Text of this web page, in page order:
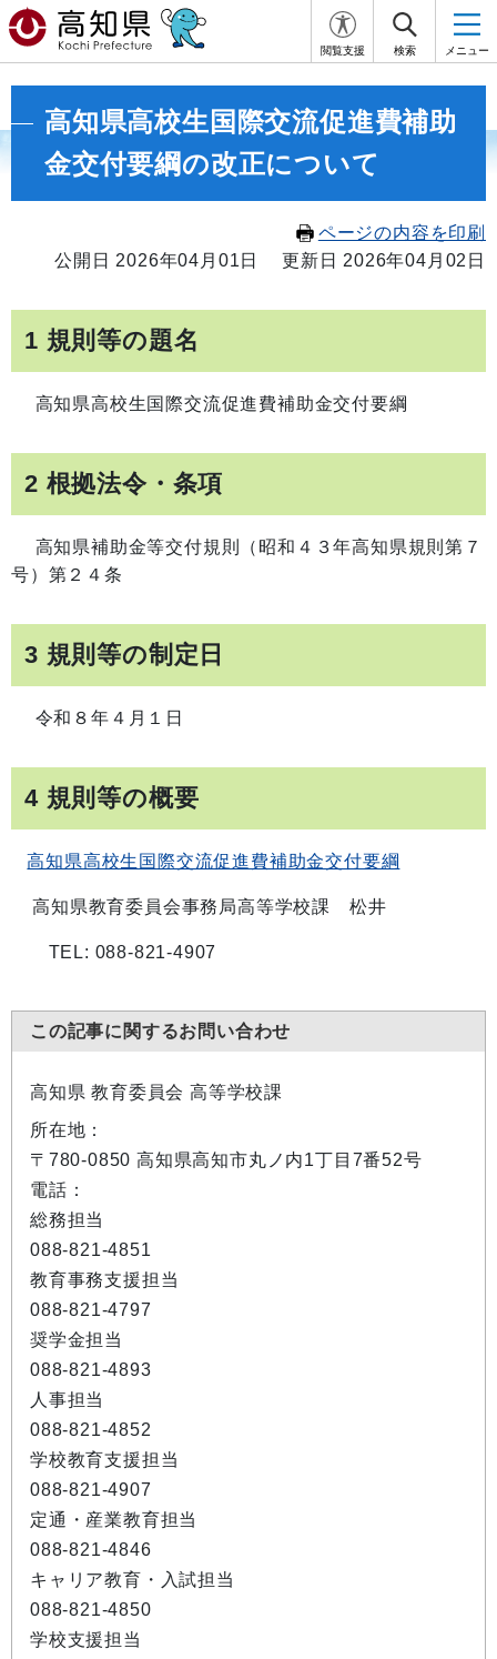
閲覧支援 検索 メニュー
高知県高校生国際交流促進費補助
金交付要綱の改正について
ページの内容を印刷
公開日 2026年04月01日
更新日 2026年04月02日
1 規則等の題名
高知県高校生国際交流促進費補助金交付要綱
2 根拠法令・条項
高知県補助金等交付規則（昭和４３年高知県規則第７
号）第２４条
3 規則等の制定日
令和８年４月１日
4 規則等の概要
高知県高校生国際交流促進費補助金交付要綱
高知県教育委員会事務局高等学校課 松井
TEL: 088-821-4907
この記事に関するお問い合わせ
高知県 教育委員会 高等学校課
所在地：
〒780-0850 高知県高知市丸ノ内1丁目7番52号
電話：
総務担当
088-821-4851
教育事務支援担当
088-821-4797
奨学金担当
088-821-4893
人事担当
088-821-4852
学校教育支援担当
088-821-4907
定通・産業教育担当
088-821-4846
キャリア教育・入試担当
088-821-4850
学校支援担当